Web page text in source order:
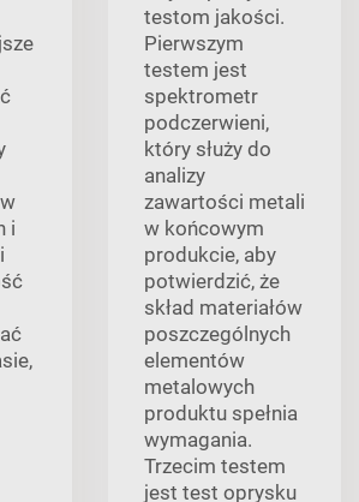
i
testom jakości.
Pierwszym
testem jest
spektrometr
podczerwieni,
który służy do
analizy
zawartości metali
w końcowym
produkcie, aby
potwierdzić, że
skład materiałów
poszczególnych
elementów
metalowych
produktu spełnia
wymagania.
Trzecim testem
jest test oprysku